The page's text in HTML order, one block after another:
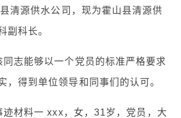
清源供水公司，现为霍山县清源供
副科长。
志能够以一个党员的标准严格要求
，得到单位领导和同事们的认可。
迹材料一 xxx，女，31岁，党员，大